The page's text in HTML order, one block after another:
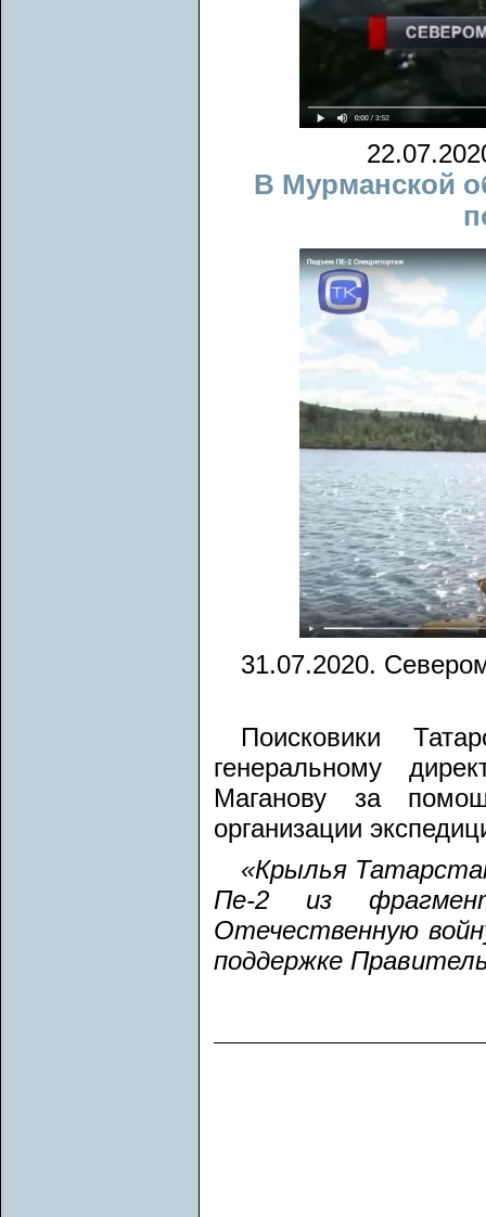
В Мурманской
31.07.2020.
Поисковики
генеральному
Маганову за
организации
«Крылья
Пе-2 из
Отечественную
поддержке